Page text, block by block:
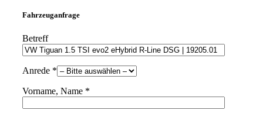
Fahrzeuganfrage
Betreff
Anrede *
Vorname, Name *